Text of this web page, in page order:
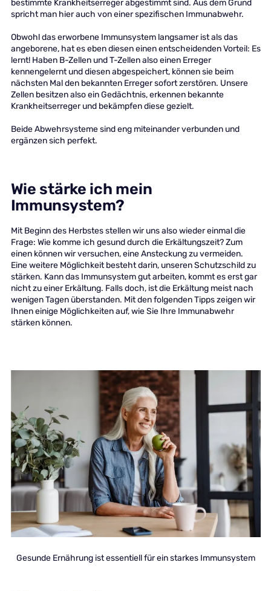
bestimmte Krankheitserreger abgestimmt sind. Aus dem Grund
spricht man hier auch von einer spezifischen Immunabwehr.
Obwohl das erworbene Immunsystem langsamer ist als das
angeborene, hat es eben diesen einen entscheidenden Vorteil: Es
lernt! Haben B-Zellen und T-Zellen also einen Erreger
kennengelernt und diesen abgespeichert, können sie beim
nächsten Mal den bekannten Erreger sofort zerstören. Unsere
Zellen besitzen also ein Gedächtnis, erkennen bekannte
Krankheitserreger und bekämpfen diese gezielt.
Beide Abwehrsysteme sind eng miteinander verbunden und
ergänzen sich perfekt.
Wie stärke ich mein
Immunsystem?
Mit Beginn des Herbstes stellen wir uns also wieder einmal die
Frage: Wie komme ich gesund durch die Erkältungszeit? Zum
einen können wir versuchen, eine Ansteckung zu vermeiden.
Eine weitere Möglichkeit besteht darin, unseren Schutzschild zu
stärken. Kann das Immunsystem gut arbeiten, kommt es erst gar
nicht zu einer Erkältung. Falls doch, ist die Erkältung meist nach
wenigen Tagen überstanden. Mit den folgenden Tipps zeigen wir
Ihnen einige Möglichkeiten auf, wie Sie Ihre Immunabwehr
stärken können.
Gesunde Ernährung ist essentiell für ein starkes Immunsystem